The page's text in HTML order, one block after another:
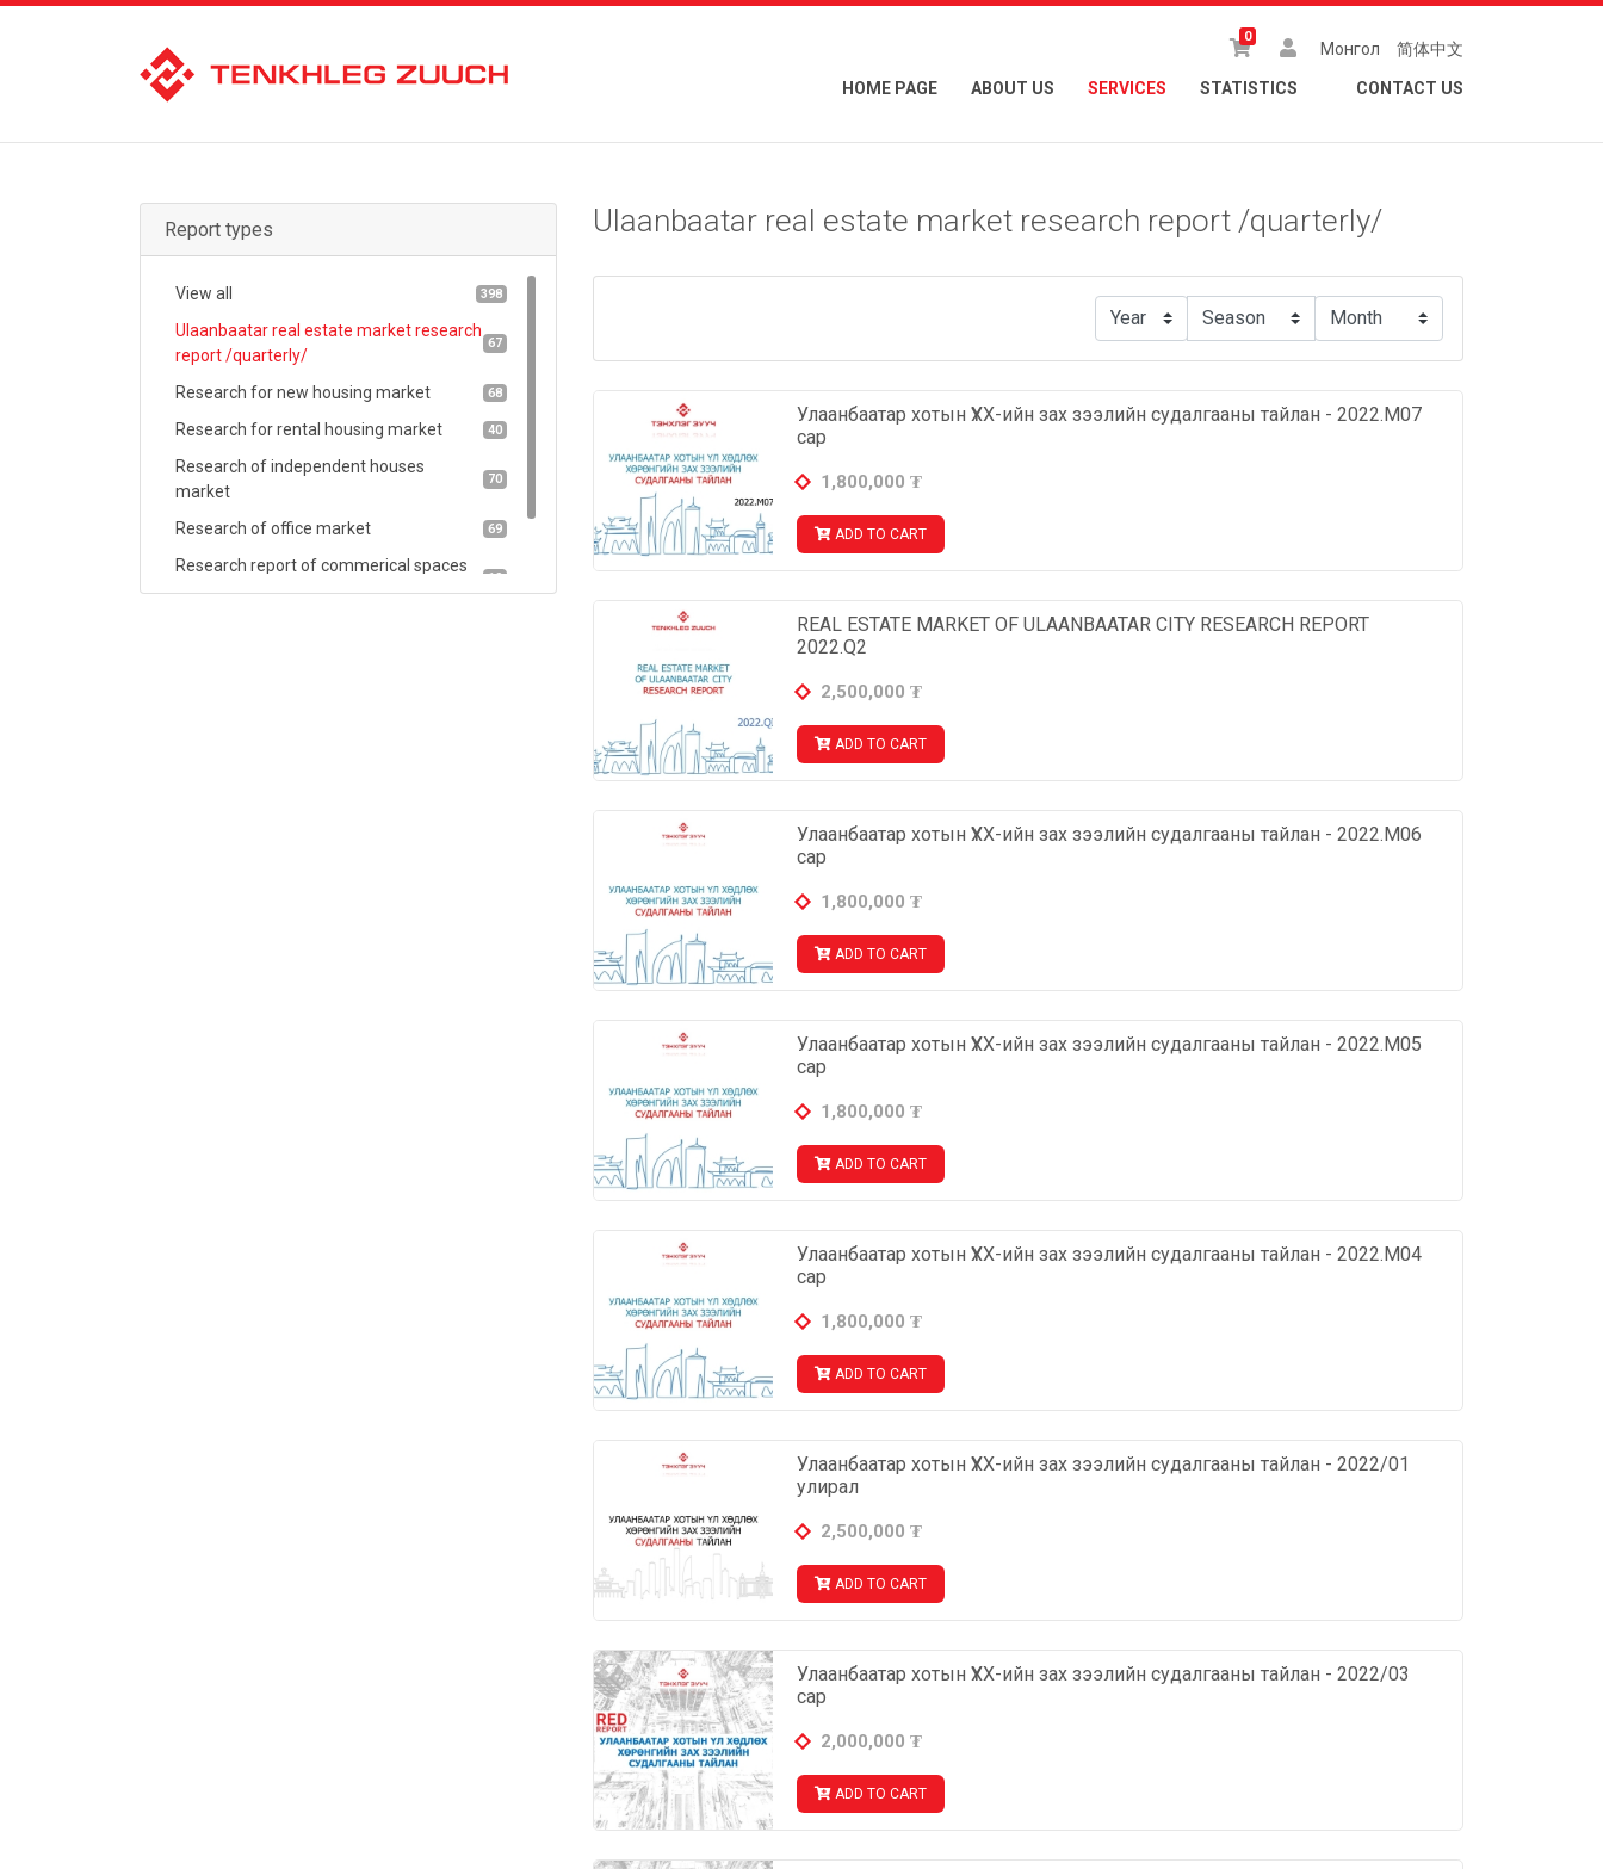
0
Монгол 简体中文
HOME PAGE ABOUT US SERVICES STATISTICS CONTACT US
Report types
View all 398
Ulaanbaatar real estate market research
report /quarterly/
67
Research for new housing market 68
Research for rental housing market 40
Research of independent houses
market
70
Research of office market 69
Research report of commerical spaces
market
19
Ulaanbaatar real estate market research report /quarterly/
Улаанбаатар хотын ҮХХ-ийн зах зээлийн судалгааны тайлан - 2022.М07
сар
1,800,000 ₮
ADD TO CART
REAL ESTATE MARKET OF ULAANBAATAR CITY RESEARCH REPORT
2022.Q2
2,500,000 ₮
ADD TO CART
Улаанбаатар хотын ҮХХ-ийн зах зээлийн судалгааны тайлан - 2022.М06
сар
1,800,000 ₮
ADD TO CART
Улаанбаатар хотын ҮХХ-ийн зах зээлийн судалгааны тайлан - 2022.М05
сар
1,800,000 ₮
ADD TO CART
Улаанбаатар хотын ҮХХ-ийн зах зээлийн судалгааны тайлан - 2022.М04
сар
1,800,000 ₮
ADD TO CART
Улаанбаатар хотын ҮХХ-ийн зах зээлийн судалгааны тайлан - 2022/01
улирал
2,500,000 ₮
ADD TO CART
Улаанбаатар хотын ҮХХ-ийн зах зээлийн судалгааны тайлан - 2022/03
сар
2,000,000 ₮
ADD TO CART